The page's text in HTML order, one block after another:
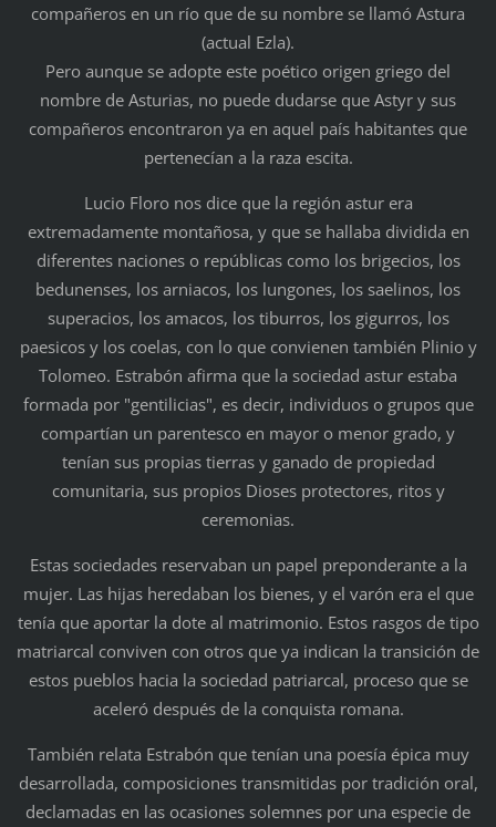
compañeros en un río que de su nombre se llamó Astura
(actual Ezla).
Pero aunque se adopte este poético origen griego del
nombre de Asturias, no puede dudarse que Astyr y sus
compañeros encontraron ya en aquel país habitantes que
pertenecían a la raza escita.
Lucio Floro nos dice que la región astur era
extremadamente montañosa, y que se hallaba dividida en
diferentes naciones o repúblicas como los brigecios, los
bedunenses, los arniacos, los lungones, los saelinos, los
superacios, los amacos, los tiburros, los gigurros, los
paesicos y los coelas, con lo que convienen también Plinio y
Tolomeo. Estrabón afirma que la sociedad astur estaba
formada por "gentilicias", es decir, individuos o grupos que
compartían un parentesco en mayor o menor grado, y
tenían sus propias tierras y ganado de propiedad
comunitaria, sus propios Dioses protectores, ritos y
ceremonias.
Estas sociedades reservaban un papel preponderante a la
mujer. Las hijas heredaban los bienes, y el varón era el que
tenía que aportar la dote al matrimonio. Estos rasgos de tipo
matriarcal conviven con otros que ya indican la transición de
estos pueblos hacia la sociedad patriarcal, proceso que se
aceleró después de la conquista romana.
También relata Estrabón que tenían una poesía épica muy
desarrollada, composiciones transmitidas por tradición oral,
declamadas en las ocasiones solemnes por una especie de